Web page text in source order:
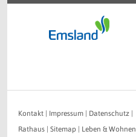
Kontakt Impressum Datenschutz
Rathaus
Sitemap Leben & Wohnen